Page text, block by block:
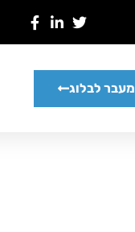
מעבר לבלוג